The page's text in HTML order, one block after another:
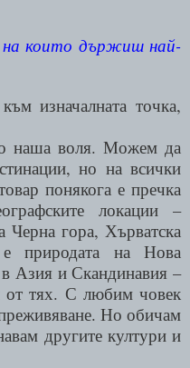
които държиш най-
изначалната точка,
наша воля. Можем да
но на всички
понякога е пречка
локации –
Черна гора, Хърватска
е природата на Нова
в Азия и Скандинавия –
тях. С любим човек
Но обичам
другите култури и